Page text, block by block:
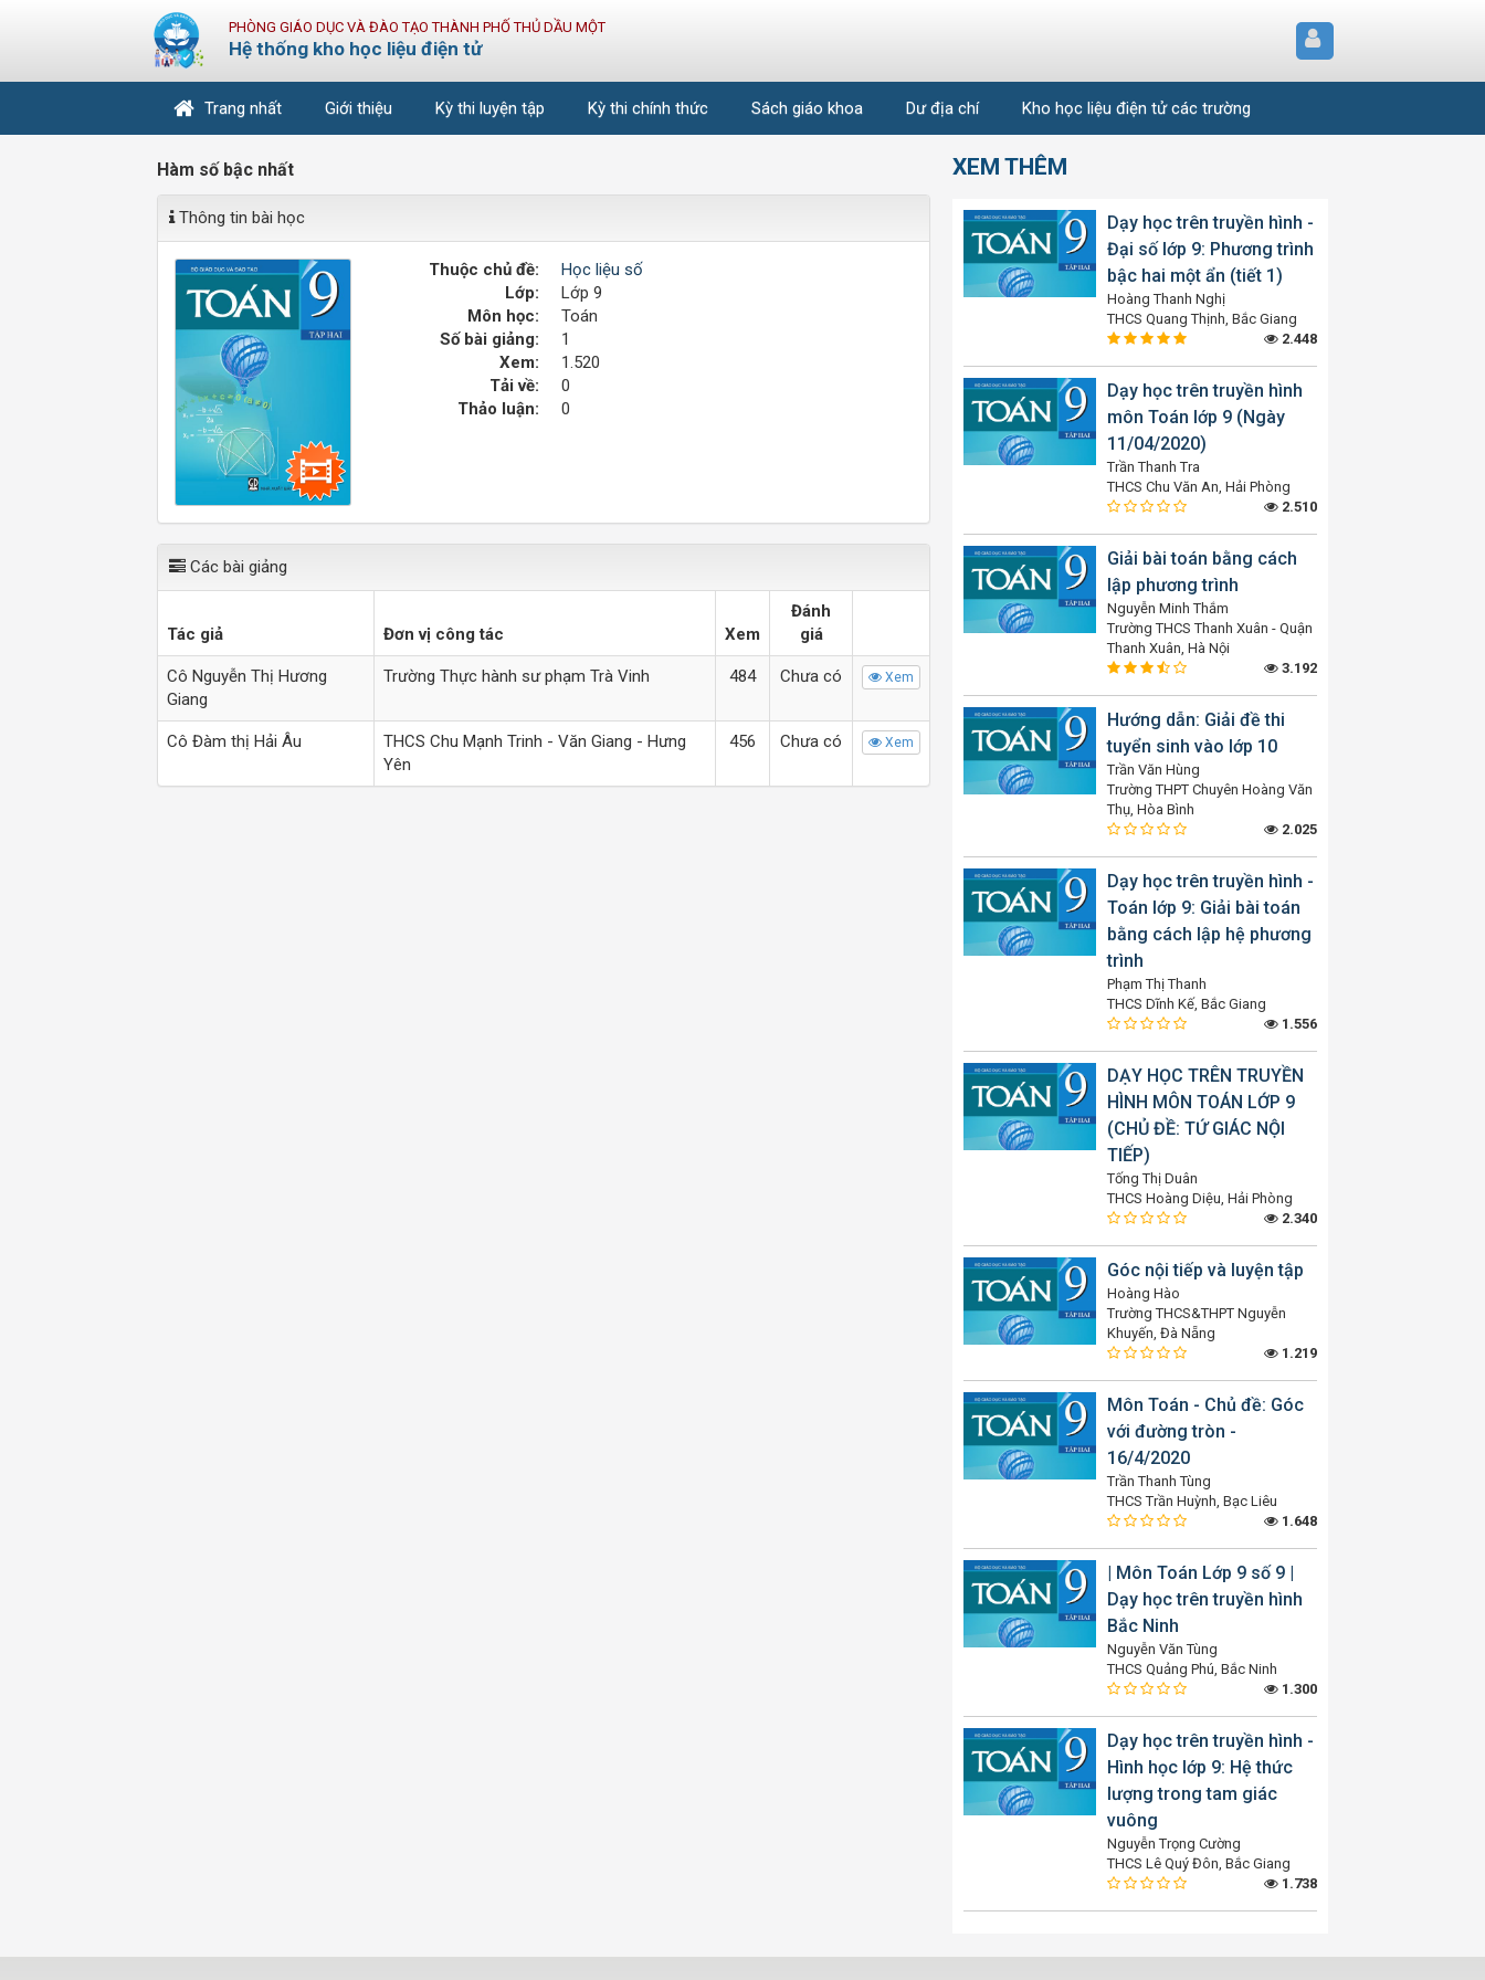
PHÒNG GIÁO DỤC VÀ ĐÀO TẠO THÀNH PHỐ THỦ DẦU MỘT
Hệ thống kho học liệu điện tử
Trang nhất Giới thiệu Kỳ thi luyện tập Kỳ thi chính thức Sách giáo khoa Dư địa chí Kho học liệu điện tử các trường
Hàm số bậc nhất
Thông tin bài học
Thuộc chủ đề:
Học liệu số
Lớp:
Lớp 9
Môn học:
Toán
Số bài giảng:
1
Xem:
1.520
Tải về:
0
Thảo luận:
0
Các bài giảng
Tác giả Đơn vị công tác Xem
Đánh
giá
Cô Nguyễn Thị Hương
Giang
Trường Thực hành sư phạm Trà Vinh 484 Chưa có Xem
Cô Đàm thị Hải Âu
THCS Chu Mạnh Trinh - Văn Giang - Hưng
Yên
456 Chưa có Xem
XEM THÊM
Dạy học trên truyền hình -
Đại số lớp 9: Phương trình
bậc hai một ẩn (tiết 1)
Hoàng Thanh Nghị
THCS Quang Thịnh, Bắc Giang
2.448
Dạy học trên truyền hình
môn Toán lớp 9 (Ngày
11/04/2020)
Trần Thanh Tra
THCS Chu Văn An, Hải Phòng
2.510
Giải bài toán bằng cách
lập phương trình
Nguyễn Minh Thắm
Trường THCS Thanh Xuân - Quận
Thanh Xuân, Hà Nội
3.192
Hướng dẫn: Giải đề thi
tuyển sinh vào lớp 10
Trần Văn Hùng
Trường THPT Chuyên Hoàng Văn
Thụ, Hòa Bình
2.025
Dạy học trên truyền hình -
Toán lớp 9: Giải bài toán
bằng cách lập hệ phương
trình
Phạm Thị Thanh
THCS Dĩnh Kế, Bắc Giang
1.556
DẠY HỌC TRÊN TRUYỀN
HÌNH MÔN TOÁN LỚP 9
(CHỦ ĐỀ: TỨ GIÁC NỘI
TIẾP)
Tống Thị Duân
THCS Hoàng Diệu, Hải Phòng
2.340
Góc nội tiếp và luyện tập
Hoàng Hào
Trường THCS&THPT Nguyễn
Khuyến, Đà Nẵng
1.219
Môn Toán - Chủ đề: Góc
với đường tròn -
16/4/2020
Trần Thanh Tùng
THCS Trần Huỳnh, Bạc Liêu
1.648
| Môn Toán Lớp 9 số 9 |
Dạy học trên truyền hình
Bắc Ninh
Nguyễn Văn Tùng
THCS Quảng Phú, Bắc Ninh
1.300
Dạy học trên truyền hình -
Hình học lớp 9: Hệ thức
lượng trong tam giác
vuông
Nguyễn Trọng Cường
THCS Lê Quý Đôn, Bắc Giang
1.738